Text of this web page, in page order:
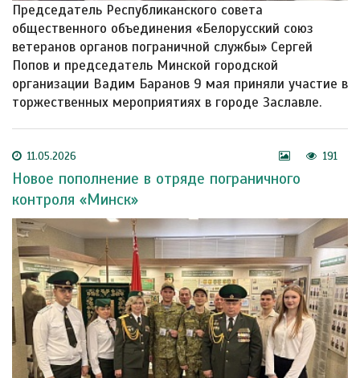
Председатель Республиканского совета
общественного объединения «Белорусский союз
ветеранов органов пограничной службы» Сергей
Попов и председатель Минской городской
организации Вадим Баранов 9 мая приняли участие в
торжественных мероприятиях в городе Заславле.
11.05.2026 191
Новое пополнение в отряде пограничного
контроля «Минск»